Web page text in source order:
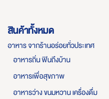
สินค้าทั้งหมด
อาหาร จากร้านอร่อยทั่วประเทศ
อาหารถิ่น ฟินถึงบ้าน
อาหารเพื่อสุขภาพ
อาหารว่าง ขนมหวาน เครื่องดื่ม